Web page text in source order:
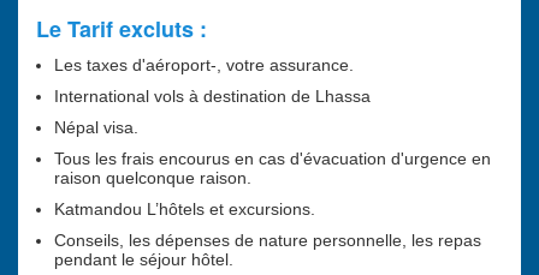
Le Tarif excluts :
Les taxes d'aéroport-, votre assurance.
International vols à destination de Lhassa
Népal visa.
Tous les frais encourus en cas d'évacuation d'urgence en
raison quelconque raison.
Katmandou L’hôtels et excursions.
Conseils, les dépenses de nature personnelle, les repas
pendant le séjour hôtel.